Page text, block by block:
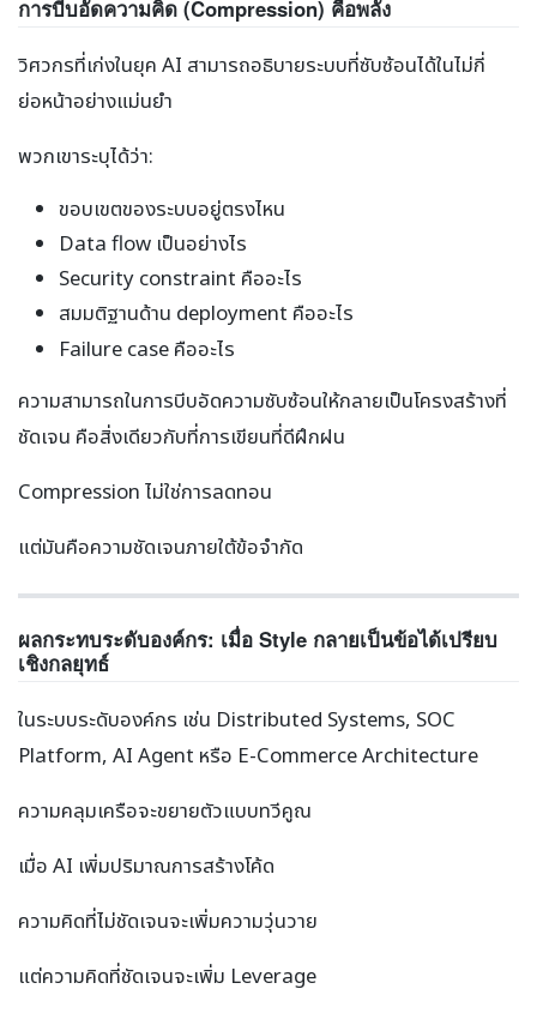
การบีบอัดความคิด (Compression) คือพลัง
วิศวกรที่เก่งในยุค AI สามารถอธิบายระบบที่ซับซ้อนได้ในไม่กี่
ย่อหน้าอย่างแม่นยำ
พวกเขาระบุได้ว่า:
ขอบเขตของระบบอยู่ตรงไหน
Data flow เป็นอย่างไร
Security constraint คืออะไร
สมมติฐานด้าน deployment คืออะไร
Failure case คืออะไร
ความสามารถในการบีบอัดความซับซ้อนให้กลายเป็นโครงสร้างที่
ชัดเจน คือสิ่งเดียวกับที่การเขียนที่ดีฝึกฝน
Compression ไม่ใช่การลดทอน
แต่มันคือความชัดเจนภายใต้ข้อจำกัด
ผลกระทบระดับองค์กร: เมื่อ Style กลายเป็นข้อได้เปรียบ
เชิงกลยุทธ์
ในระบบระดับองค์กร เช่น Distributed Systems, SOC
Platform, AI Agent หรือ E-Commerce Architecture
ความคลุมเครือจะขยายตัวแบบทวีคูณ
เมื่อ AI เพิ่มปริมาณการสร้างโค้ด
ความคิดที่ไม่ชัดเจนจะเพิ่มความวุ่นวาย
แต่ความคิดที่ชัดเจนจะเพิ่ม Leverage